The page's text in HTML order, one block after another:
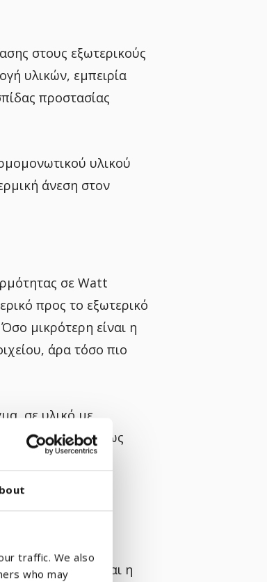
traffic. We also
who may
στους εξωτερικούς
υλικών, εμπειρία
προστασίας
υλικού
άνεση στον
σε Watt
προς το εξωτερικό
μικρότερη είναι η
άρα τόσο πιο
σε υλικό με
περίπου ως
διογκωμένη
όσο και η